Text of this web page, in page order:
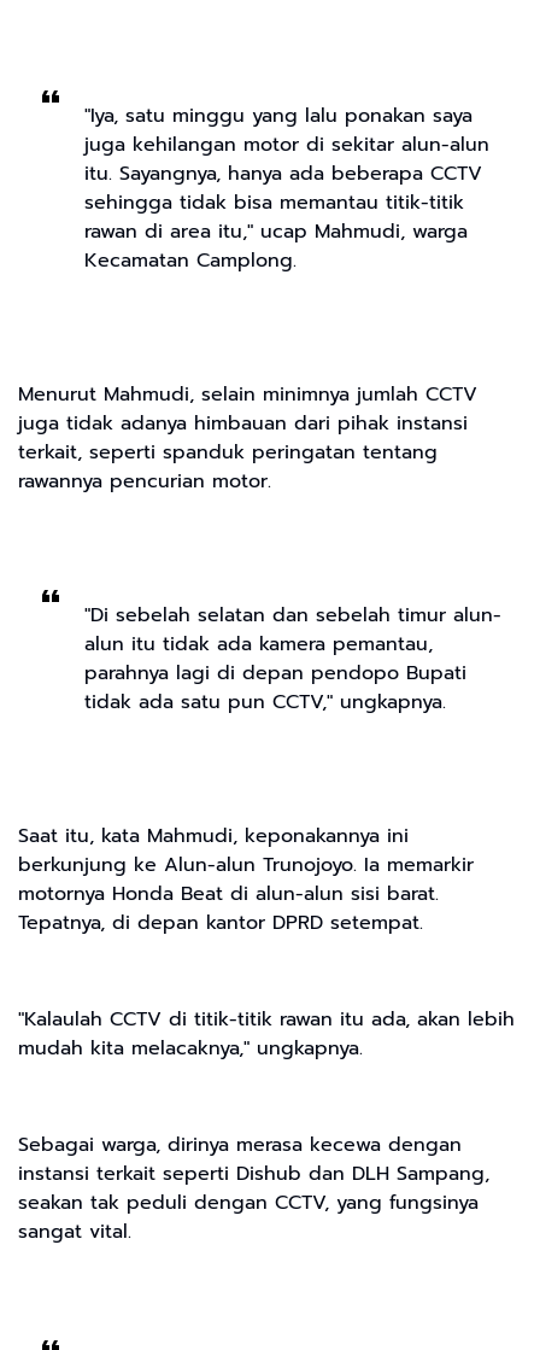
"Iya, satu minggu yang lalu ponakan saya
juga kehilangan motor di sekitar alun-alun
itu. Sayangnya, hanya ada beberapa CCTV
sehingga tidak bisa memantau titik-titik
rawan di area itu," ucap Mahmudi, warga
Kecamatan Camplong.
Menurut Mahmudi, selain minimnya jumlah CCTV
juga tidak adanya himbauan dari pihak instansi
terkait, seperti spanduk peringatan tentang
rawannya pencurian motor.
"Di sebelah selatan dan sebelah timur alun-
alun itu tidak ada kamera pemantau,
parahnya lagi di depan pendopo Bupati
tidak ada satu pun CCTV," ungkapnya.
Saat itu, kata Mahmudi, keponakannya ini
berkunjung ke Alun-alun Trunojoyo. Ia memarkir
motornya Honda Beat di alun-alun sisi barat.
Tepatnya, di depan kantor DPRD setempat.
"Kalaulah CCTV di titik-titik rawan itu ada, akan lebih
mudah kita melacaknya," ungkapnya.
Sebagai warga, dirinya merasa kecewa dengan
instansi terkait seperti Dishub dan DLH Sampang,
seakan tak peduli dengan CCTV, yang fungsinya
sangat vital.